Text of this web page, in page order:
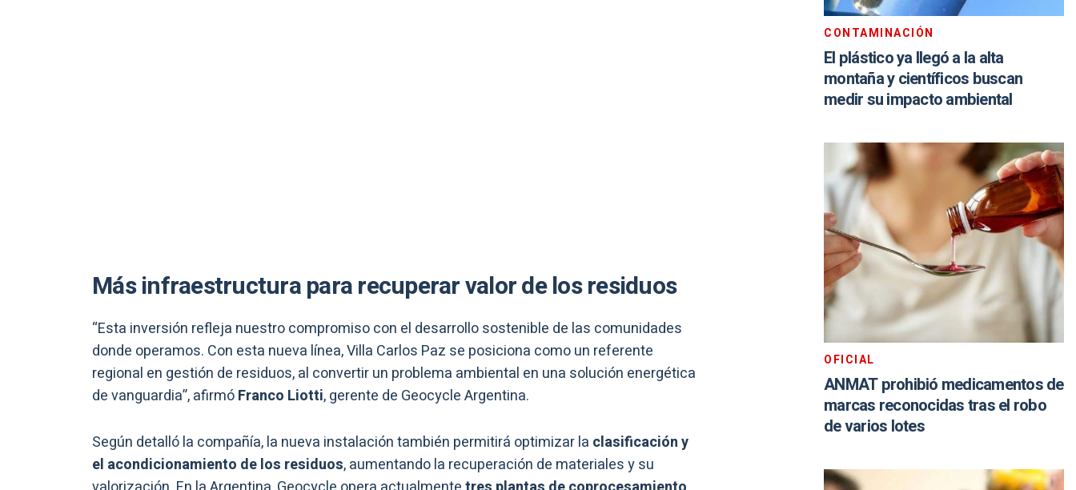
Más infraestructura para recuperar valor de los residuos
“Esta inversión refleja nuestro compromiso con el desarrollo sostenible de las comunidades
donde operamos. Con esta nueva línea, Villa Carlos Paz se posiciona como un referente
regional en gestión de residuos, al convertir un problema ambiental en una solución energética
de vanguardia”, afirmóFranco Liotti, gerente de Geocycle Argentina.
Según detalló la compañía, la nueva instalación también permitirá optimizar la clasificación y
el acondicionamiento de los residuos, aumentando la recuperación de materiales y su
CONTAMINACIÓN
El plástico ya llegó a la alta
montaña y científicos buscan
medir su impacto ambiental
OFICIAL
ANMAT prohibió medicamentos de
marcas reconocidas tras el robo
de varios lotes